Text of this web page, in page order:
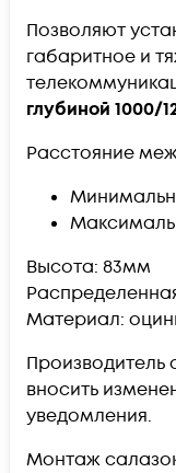
Позволяют
габаритное и
глубиной 1000/
Расстояние
Высота: 83мм
Материал:
Производитель
вносить
уведомления.
Монтаж